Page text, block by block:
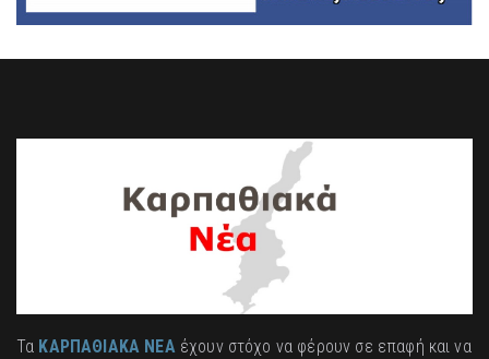
Τα ΚΑΡΠΑΘΙΑΚΑ ΝΕΑέχουν στόχο να φέρουν σε επαφή και να